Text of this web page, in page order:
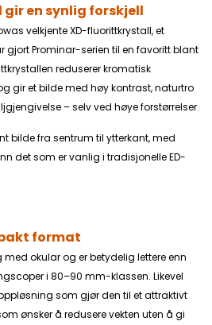
og nitrogenfylt
smuss • Integrert
• Vinklet innsyn
KOWA
en synlig forskjell
velkjente XD-fluorittkrystall, et
gjort Prominar-serien til en favoritt blant
reduserer kromatisk
gir et bilde med høy kontrast, naturtro
– selv ved høye forstørrelser.
bilde fra sentrum til ytterkant, med
det som er vanlig i tradisjonelle ED-
format
med okular og er betydelig lettere enn
i 80–90 mm-klassen. Likevel
som gjør den til et attraktivt
ønsker å redusere vekten uten å gi